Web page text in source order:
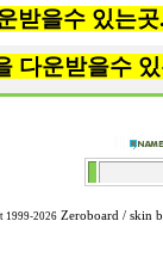
받을수 있는곳
다운받을수
1999-2026 Zeroboard / skin